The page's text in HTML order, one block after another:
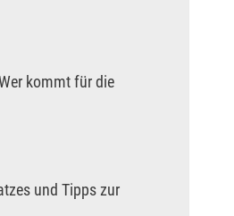
kommt für die
und Tipps zur